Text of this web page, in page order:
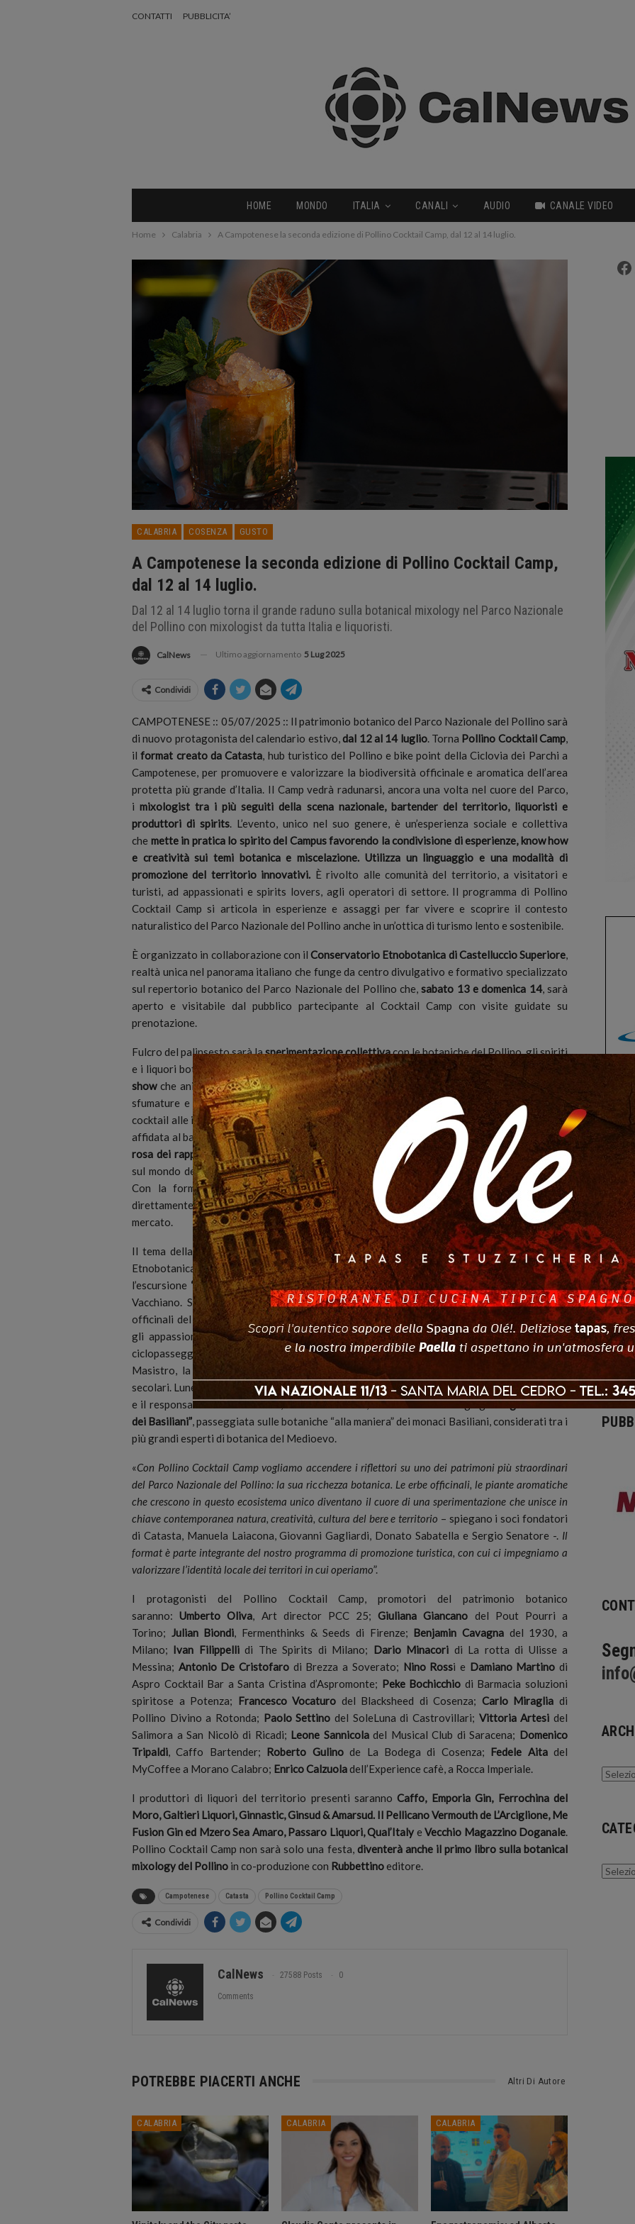
CONTATTI PUBBLICITA’
HOME MONDO ITALIA CANALI AUDIO CANALE VIDEO
Home Calabria A Campotenese la seconda edizione di Pollino Cocktail Camp, dal 12 al 14 luglio.
CALABRIA COSENZA GUSTO
A Campotenese la seconda edizione di Pollino Cocktail Camp,
dal 12 al 14 luglio.
Dal 12 al 14 luglio torna il grande raduno sulla botanical mixology nel Parco Nazionale
del Pollino con mixologist da tutta Italia e liquoristi.
CalNews Ultimo aggiornamento 5 Lug 2025
Condividi
CAMPOTENESE :: 05/07/2025 :: Il patrimonio botanico del Parco Nazionale del Pollino sarà
di nuovo protagonista del calendario estivo,dal 12 al 14 luglio. Torna Pollino Cocktail Camp
ilformat creato da Catasta , hub turistico del Pollino e bike point della Ciclovia dei Parchi a
Campotenese, per promuovere e valorizzare la biodiversità officinale e aromatica dell’area
protetta più grande d’Italia. Il Camp vedrà radunarsi, ancora una volta nel cuore del Parco,
imixologist tra i più seguiti della scena nazionale, bartender del territorio, liquoristi e
produttori di spirits . L’evento, unico nel suo genere, è un’esperienza sociale e collettiva
che mette in pratica lo spirito del Campus favorendo la condivisione di esperienze, know how
e creatività sui temi botanica e miscelazione. Utilizza un linguaggio e una modalità di
promozione del territorio innovativi. È rivolto alle comunità del territorio, a visitatori e
turisti, ad appassionati e spirits lovers, agli operatori di settore. Il programma di Pollino
Cocktail Camp si articola in esperienze e assaggi per far vivere e scoprire il contesto
naturalistico del Parco Nazionale del Pollino anche in un’ottica di turismo lento e sostenibile.
È organizzato in collaborazione con ilConservatorio Etnobotanica di Castelluccio Superiore
realtà unica nel panorama italiano che funge da centro divulgativo e formativo specializzato
sul repertorio botanico del Parco Nazionale del Pollino che, sabato 13 e domenica 14, sarà
aperto e visitabile dal pubblico partecipante al Cocktail Camp con visite guidate su
prenotazione.
Fulcro del palinsesto sarà lasperimentazione collettivacon le botaniche del Pollino, gli spiriti
e i liquori botanici, ad opera dei mixologist e dei bartender star dell’evento. Attraverso i
live
show che animeranno tutte e tre le giornate dell’evento, il pubblico potrà scoprire le tante
sfumature e caratteristiche gustative delle erbe autoctone in chiave drink, dai signature
cocktail alle interpretazioni dei classici della miscelazione. La direzione artistica del format è
affidata al bartenderUmberto Oliva, firma calabrese attiva a Milano, bartender entrato nella
rosa dei rappresentanti della miscelazione contemporanea italiana.Altro focus sarà quello
sul mondo della liquoristica e sul fermento che negli ultimi tempi interessa questo settore.
Con la formula delwalk around tasting, il pubblico potrà conoscere e confrontarsi
direttamente con i liquoristi, i produttori di spiriti e assaggiare le ultime novità uscite sul
mercato.
Il tema della botanica verrà poi approfondito attraverso visite guidate al Conservatorio
Etnobotanica, escursioni, pedalate e foraging. Sabato 12 luglio alle 9, in programma ci sarà
l’escursione “Sui Sentieri dei Botanici”, condotta dalla guida ambientale e turistica Andrea
Vacchiano. Sempre sabato alle 16,“Pollino Officinalis”è la passeggiata sulle botaniche
officinali del Parco Nazionale del Pollino guidata dalla guida Francesco Sallorenzo. Alle 16
gli appassionati delle due ruote potranno partecipare alla “Masistro Bike Adventure”, la
ciclopasseggiata organizzata dal team di Masistro Park nello spettacolare scenario di
Masistro, la dolina carsica di Geosito Unesco di Masistro lambita da un bosco di faggi
secolari. Lunedì, 14 luglio alle 10, il direttore del Conservatorio Etnobotanica,Carmine Lupia
e il responsabile della didattica,Giovanni Canora, condurranno il foraging“Lungo i sentieri
dei Basiliani” , passeggiata sulle botaniche “alla maniera” dei monaci Basiliani, considerati tra i
più grandi esperti di botanica del Medioevo.
«Con Pollino Cocktail Camp vogliamo accendere i riflettori su uno dei patrimoni più straordinari
del Parco Nazionale del Pollino: la sua ricchezza botanica. Le erbe officinali, le piante aromatiche
che crescono in questo ecosistema unico diventano il cuore di una sperimentazione che unisce in
chiave contemporanea natura, creatività, cultura del bere e territorio – spiegano i soci fondatori
di Catasta, Manuela Laiacona, Giovanni Gagliardi, Donato Sabatella e Sergio Senatore -. Il
format è parte integrante del nostro programma di promozione turistica, con cui ci impegniamo a
valorizzare l’identità locale dei territori in cui operiamo”.
I protagonisti del Pollino Cocktail Camp, promotori del patrimonio botanico
saranno:Umberto Oliva , Art director PCC 25;Giuliana Giancano del Pout Pourri a
Torino;
Julian Biondi , Fermenthinks & Seeds di Firenze; Benjamin Cavagna del 1930, a
Milano; Ivan Filippellidi The Spirits di Milano; Dario Minacori di La rotta di Ulisse a
Messina; Antonio De Cristofaro di Brezza a Soverato; Nino Rossi e Damiano Martino di
Aspro Cocktail Bar a Santa Cristina d’Aspromonte; Peke Bochicchio di Barmacia soluzioni
spiritose a Potenza; Francesco Vocaturo del Blacksheed di Cosenza; Carlo Miraglia di
Pollino Divino a Rotonda; Paolo Settino del SoleLuna di Castrovillari; Vittoria Artesi del
Salimora a San Nicolò di Ricadi; Leone Sannicoladel Musical Club di Saracena; Domenico
Tripaldi , Caffo Bartender; Roberto Gulinode La Bodega di Cosenza; Fedele Aitadel
MyCoffee a Morano Calabro; Enrico Calzuoladell’Experience cafè, a Rocca Imperiale.
I produttori di liquori del territorio presenti sarannoCaffo, Emporia Gin, Ferrochina del
Moro, Galtieri Liquori, Ginnastic, Ginsud & Amarsud. Il Pellicano Vermouth de L’Arciglione, Me
Fusion Gin ed Mzero Sea Amaro, Passaro Liquori, Qual’Italy e Vecchio Magazzino Doganale
Pollino Cocktail Camp non sarà solo una festa, diventerà anche il primo libro sulla botanical
mixology del Pollino in co-produzione con Rubbettinoeditore.
Campotenese Catasta Pollino Cocktail Camp
Condividi
CalNews 27588 Posts 0
Comments
POTREBBE PIACERTI ANCHE Altri Di Autore
CALABRIA CALABRIA CALABRIA
Archivi